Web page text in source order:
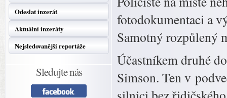
Odeslat inzerát
Aktuální inzeráty
Nejsledovanější reportáže
Sledujte nás
fotodokumentaci a
Samotný rozpůlený
Účastníkem druhé
Simson. Ten v